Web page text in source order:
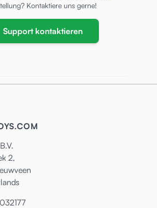
Kontaktiere uns gerne!
Support kontaktieren
2,